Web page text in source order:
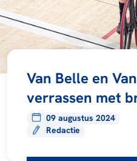
Van Belle en
verrassen met
09 augustus 2024
Redactie